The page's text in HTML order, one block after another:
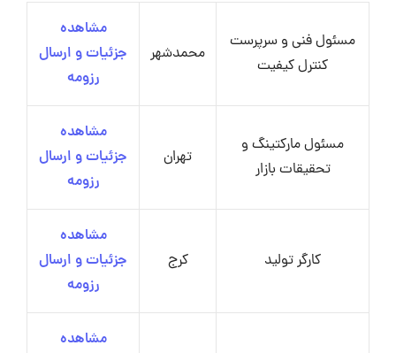
مسئول فنی و سرپرست
کنترل کیفیت
محمدشهر
مشاهده
جزئیات و ارسال
رزومه
مسئول مارکتینگ و
تحقیقات بازار
تهران
مشاهده
جزئیات و ارسال
رزومه
کارگر تولید کرج
مشاهده
جزئیات و ارسال
رزومه
مشاهده